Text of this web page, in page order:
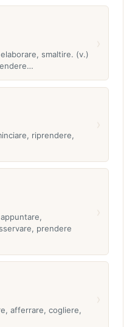
smaltire. (v.)
riprendere,
prendere
afferrare, cogliere,